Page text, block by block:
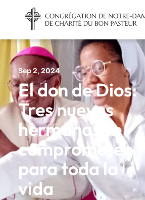
Sep 2, 2024
El don de Dios:
Tres nuevas
hermanas se
comprometen
para toda la
vida